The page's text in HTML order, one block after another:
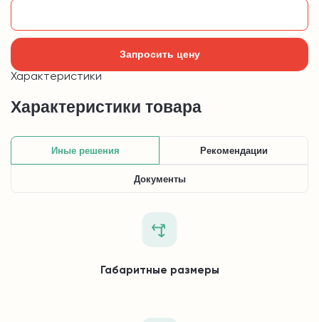
Запросить цену
Характеристики
Характеристики товара
Иные решения Рекомендации
Документы
Габаритные размеры